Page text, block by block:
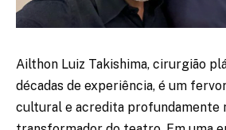
Ailthon Luiz Takishima, cirurgião
décadas de experiência, é um
cultural e acredita profundamente